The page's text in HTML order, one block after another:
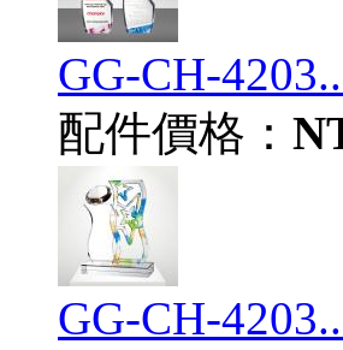
GG-CH-
配件價格：
GG-CH-